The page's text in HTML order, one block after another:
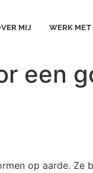
MIJ WERK
een
op aarde.